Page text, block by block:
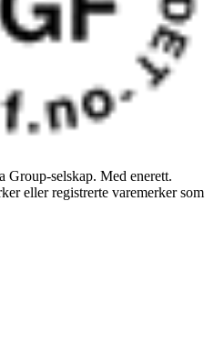
selskap. Med enerett.
eller registrerte varemerker som